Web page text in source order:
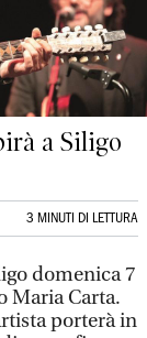
a Siligo
3 MINUTI DI LETTURA
domenica 7
Maria Carta.
porterà in